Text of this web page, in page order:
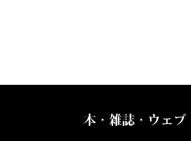
本・雑誌・ウェブ